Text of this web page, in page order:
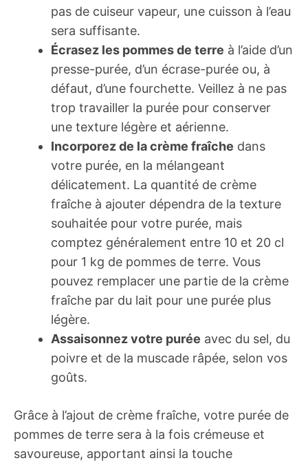
pas de cuiseur vapeur, une cuisson à l’eau
sera suffisante.
Écrasez les pommes de terre à l’aide d’un
presse-purée, d’un écrase-purée ou, à
défaut, d’une fourchette. Veillez à ne pas
trop travailler la purée pour conserver
une texture légère et aérienne.
Incorporez de la crème fraîche dans
votre purée, en la mélangeant
délicatement. La quantité de crème
fraîche à ajouter dépendra de la texture
souhaitée pour votre purée, mais
comptez généralement entre 10 et 20 cl
pour 1 kg de pommes de terre. Vous
pouvez remplacer une partie de la crème
fraîche par du lait pour une purée plus
légère.
Assaisonnez votre purée avec du sel, du
poivre et de la muscade râpée, selon vos
goûts.
Grâce à l’ajout de crème fraîche, votre purée de
pommes de terre sera à la fois crémeuse et
savoureuse, apportant ainsi la touche